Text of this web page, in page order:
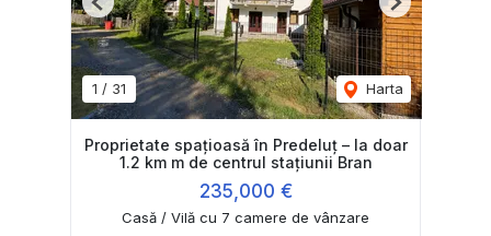
1 / 31 Harta
Previous Next
Proprietate spațioasă în Predeluț – la doar
1.2 km m de centrul stațiunii Bran
235,000 €
Casă / Vilă cu 7 camere de vânzare